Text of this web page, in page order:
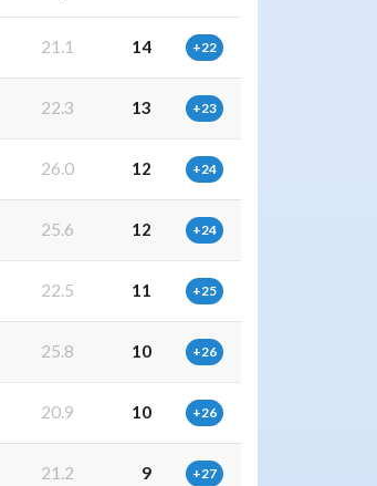
21.1 14 +22
22.3 13 +23
26.0 12 +24
25.6 12 +24
22.5 11 +25
25.8 10 +26
20.9 10 +26
21.2 9 +27